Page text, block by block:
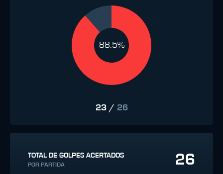
88.5%
23/ 26
TOTAL DE GOLPES ACERTADOS
POR PARTIDA 26